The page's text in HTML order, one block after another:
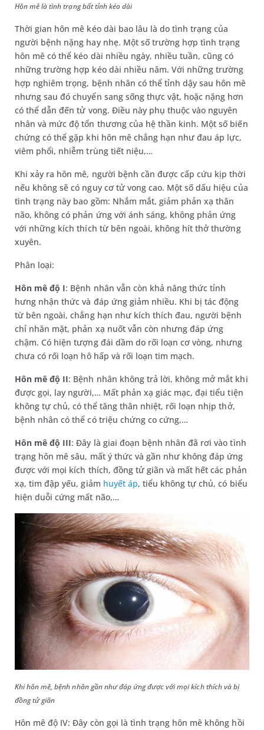
Hôn mê là tình trạng bất tỉnh kéo dài
Thời gian hôn mê kéo dài bao lâu là do tình trạng của
người bệnh nặng hay nhẹ. Một số trường hợp tình trạng
hôn mê có thể kéo dài nhiều ngày, nhiều tuần, cũng có
những trường hợp kéo dài nhiều năm. Với những trường
hợp nghiêm trọng, bệnh nhân có thể tỉnh dậy sau hôn mê
nhưng sau đó chuyển sang sống thực vật, hoặc nặng hơn
có thể dẫn đến tử vong. Điều này phụ thuộc vào nguyên
nhân và mức độ tổn thương của hệ thần kinh. Một số biến
chứng có thể gặp khi hôn mê chẳng hạn như đau áp lực,
viêm phổi, nhiễm trùng tiết niệu,…
Khi xảy ra hôn mê, người bệnh cần được cấp cứu kịp thời
nếu không sẽ có nguy cơ tử vong cao. Một số dấu hiệu của
tình trạng này bao gồm: Nhắm mắt, giảm phản xạ thân
não, không có phản ứng với ánh sáng, không phản ứng
với những kích thích từ bên ngoài, không hít thở thường
xuyên.
Phân loại:
Hôn mê độ I: Bệnh nhân vẫn còn khả năng thức tỉnh
hưng nhận thức và đáp ứng giảm nhiều. Khi bị tác động
từ bên ngoài, chẳng hạn như kích thích đau, người bệnh
chỉ nhăn mặt, phản xạ nuốt vẫn còn nhưng đáp ứng
chậm. Có hiện tượng đái dầm do rối loạn cơ vòng, nhưng
chưa có rối loạn hô hấp và rối loạn tim mạch.
Hôn mê độ II: Bệnh nhân không trả lời, không mở mắt khi
được gọi, lay người,… Mất phản xạ giác mạc, đại tiểu tiện
không tự chủ, có thể tăng thân nhiệt, rối loạn nhịp thở,
bệnh nhân có thể có triệu chứng co cứng,…
Hôn mê độ III: Đây là giai đoạn bệnh nhân đã rơi vào tình
trạng hôn mê sâu, mất ý thức và gần như không đáp ứng
được với mọi kích thích, đồng tử giãn và mất hết các phản
xạ, tim đập yếu, giảm huyết áp, tiểu không tự chủ, có biểu
hiện duỗi cứng mất não,…
Khi hôn mê, bệnh nhân gần như đáp ứng được với mọi kích thích và bị
đồng tử giãn
Hôn mê độ IV: Đây còn gọi là tình trạng hôn mê không hồi